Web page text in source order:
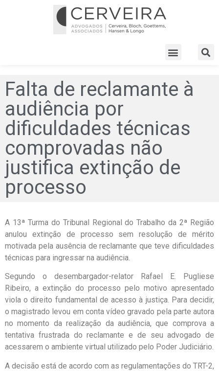
Falta de reclamante à
audiência por
dificuldades técnicas
comprovadas não
justifica extinção de
processo
A 13ª Turma do Tribunal Regional do Trabalho da 2ª Região
anulou extinção de processo sem resolução de mérito
motivada pela ausência de reclamante que teve dificuldades
técnicas para ingressar na audiência.
Segundo o desembargador-relator Rafael E. Pugliese
Ribeiro, a extinção do processo pelo motivo apresentado
viola o direito fundamental de acesso à justiça. Para decidir,
o magistrado levou em conta vídeo gravado pela parte autora
no momento da realização da audiência, que comprova a
tentativa frustrada do reclamante e de seu advogado de
acessarem o ambiente virtual utilizado pelo Poder Judiciário.
A decisão está de acordo com as regulamentações do TRT-2,